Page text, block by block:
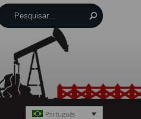
Português